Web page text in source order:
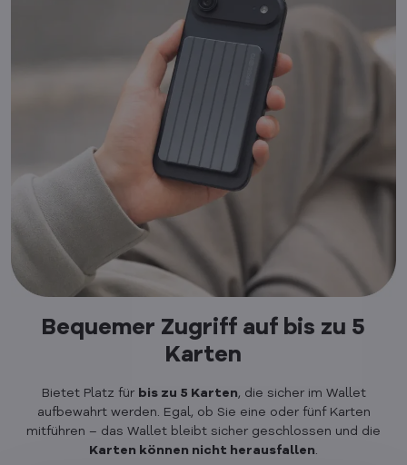
Bequemer Zugriff auf bis zu 5
Karten
Bietet Platz für bis zu 5 Karten, die sicher im Wallet
aufbewahrt werden. Egal, ob Sie eine oder fünf Karten
mitführen – das Wallet bleibt sicher geschlossen und die
Karten können nicht herausfallen.